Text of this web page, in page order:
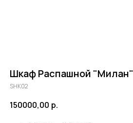
Шкаф Распашной "Милан"
SHK02
150000,00 р.